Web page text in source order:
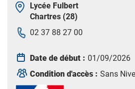
Lycée Fulbert
Chartres (28)
02 37 88 27 00
Date de début : 01/09/2026
Condition d'accès : Sans